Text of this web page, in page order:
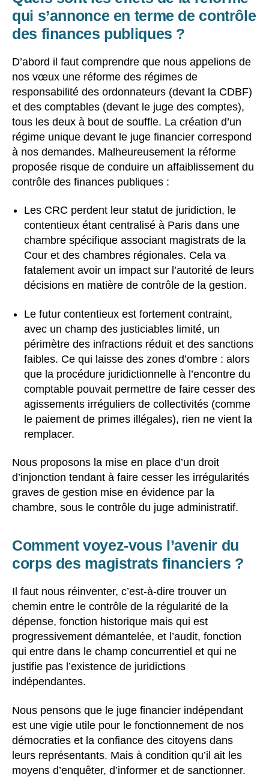
qui s’annonce en terme de contrôle
des finances publiques ?
D’abord il faut comprendre que nous appelions de
nos vœux une réforme des régimes de
responsabilité des ordonnateurs (devant la CDBF)
et des comptables (devant le juge des comptes),
tous les deux à bout de souffle. La création d’un
régime unique devant le juge financier correspond
à nos demandes. Malheureusement la réforme
proposée risque de conduire un affaiblissement du
contrôle des finances publiques :
Les CRC perdent leur statut de juridiction, le
contentieux étant centralisé à Paris dans une
chambre spécifique associant magistrats de la
Cour et des chambres régionales. Cela va
fatalement avoir un impact sur l’autorité de leurs
décisions en matière de contrôle de la gestion.
Le futur contentieux est fortement contraint,
avec un champ des justiciables limité, un
périmètre des infractions réduit et des sanctions
faibles. Ce qui laisse des zones d’ombre : alors
que la procédure juridictionnelle à l’encontre du
comptable pouvait permettre de faire cesser des
agissements irréguliers de collectivités (comme
le paiement de primes illégales), rien ne vient la
remplacer.
Nous proposons la mise en place d’un droit
d’injonction tendant à faire cesser les irrégularités
graves de gestion mise en évidence par la
chambre, sous le contrôle du juge administratif.
Comment voyez-vous l’avenir du
corps des magistrats financiers ?
Il faut nous réinventer, c’est-à-dire trouver un
chemin entre le contrôle de la régularité de la
dépense, fonction historique mais qui est
progressivement démantelée, et l’audit, fonction
qui entre dans le champ concurrentiel et qui ne
justifie pas l’existence de juridictions
indépendantes.
Nous pensons que le juge financier indépendant
est une vigie utile pour le fonctionnement de nos
démocraties et la confiance des citoyens dans
leurs représentants. Mais à condition qu’il ait les
moyens d’enquêter, d’informer et de sanctionner.